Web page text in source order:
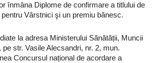
înmâna Diplome de confirmare a titlului de
Vârstnici şi un premiu bănesc.
la adresa Ministerului Sănătății, Muncii
str. Vasile Alecsandri, nr. 2, mun.
Concursul național de acordare a